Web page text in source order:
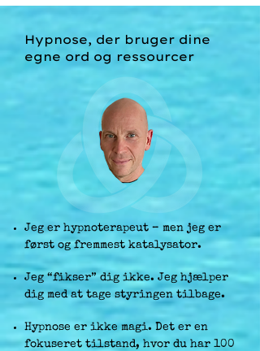
Hypnose, der bruger dine
egne ord og ressourcer
Jeg er hypnoterapeut – men jeg er
først og fremmest katalysator.
Jeg “fikser” dig ikke. Jeg hjælper
dig med at tage styringen tilbage.
Hypnose er ikke magi. Det er en
fokuseret tilstand, hvor du har 100